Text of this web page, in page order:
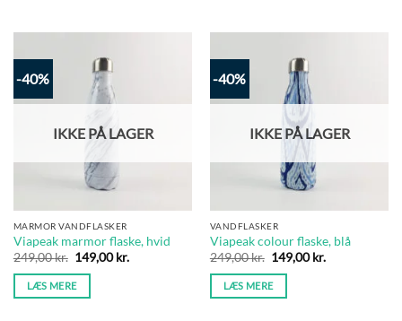
-40%
IKKE PÅ LAGER
MARMOR VANDFLASKER
Viapeak marmor flaske, hvid
249,00kr. Den
oprindelige
pris
var:
249,00 kr..
149,00kr.Den
LÆS MERE
-40%
IKKE PÅ LAGER
VANDFLASKER
Viapeak colour flaske, blå
249,00kr. Den
oprindelige
pris
var:
249,00 kr..
149,00kr.Den
LÆS MERE